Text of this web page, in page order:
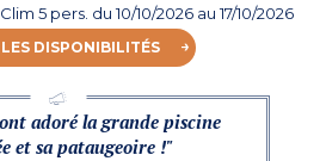
5 pers. du10/10/2026au 17/10/2026
DISPONIBILITÉS
adoré la grande piscine
et sa pataugeoire !"